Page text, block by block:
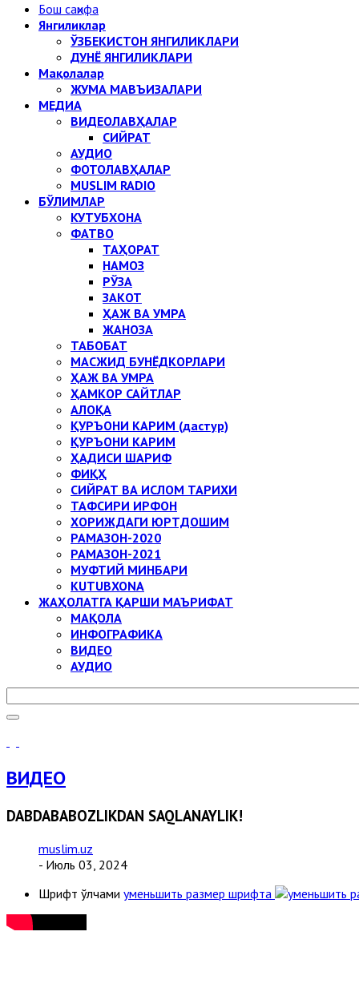
Бош саҳифа
Янгиликлар
ЎЗБЕКИСТОН ЯНГИЛИКЛАРИ
ДУНЁ ЯНГИЛИКЛАРИ
Мақолалар
ЖУМА МАВЪИЗАЛАРИ
МЕДИА
ВИДЕОЛАВҲАЛАР
СИЙРАТ
АУДИО
ФОТОЛАВҲАЛАР
MUSLIM RADIO
БЎЛИМЛАР
КУТУБХОНА
ФАТВО
ТАҲОРАТ
НАМОЗ
РЎЗА
ЗАКОТ
ҲАЖ ВА УМРА
ЖАНОЗА
ТАБОБАТ
МАСЖИД БУНЁДКОРЛАРИ
ҲАЖ ВА УМРА
ҲАМКОР САЙТЛАР
АЛОҚА
ҚУРЪОНИ КАРИМ (дастур)
ҚУРЪОНИ КАРИМ
ҲАДИСИ ШАРИФ
ФИҚҲ
СИЙРАТ ВА ИСЛОМ ТАРИХИ
ТАФСИРИ ИРФОН
ХОРИЖДАГИ ЮРТДОШИМ
РАМАЗОН-2020
РАМАЗОН-2021
МУФТИЙ МИНБАРИ
KUTUBXONA
ЖАҲОЛАТГА ҚАРШИ МАЪРИФАТ
МАҚОЛА
ИНФОГРАФИКА
ВИДЕО
АУДИО
ВИДЕО
DABDABABOZLIKDAN SAQLANAYLIK!
muslim.uz
- Июль 03, 2024
Шрифт ўлчами уменьшить размер шрифта